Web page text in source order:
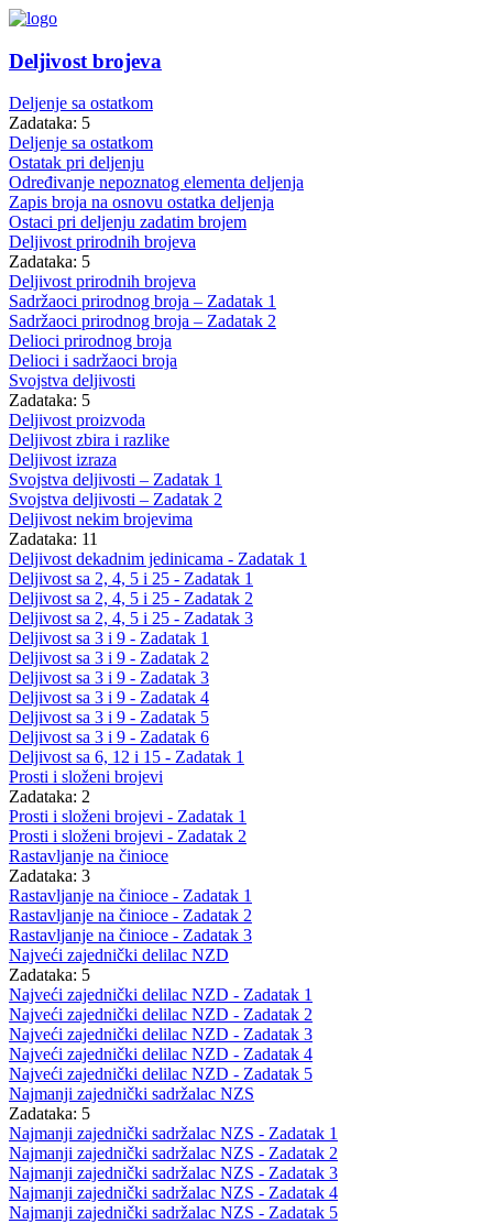
Deljivost brojeva
Deljenje sa ostatkom
Zadataka: 5
Deljenje sa ostatkom
Ostatak pri deljenju
Određivanje nepoznatog elementa deljenja
Zapis broja na osnovu ostatka deljenja
Ostaci pri deljenju zadatim brojem
Deljivost prirodnih brojeva
Zadataka: 5
Deljivost prirodnih brojeva
Sadržaoci prirodnog broja – Zadatak 1
Sadržaoci prirodnog broja – Zadatak 2
Delioci prirodnog broja
Delioci i sadržaoci broja
Svojstva deljivosti
Zadataka: 5
Deljivost proizvoda
Deljivost zbira i razlike
Deljivost izraza
Svojstva deljivosti – Zadatak 1
Svojstva deljivosti – Zadatak 2
Deljivost nekim brojevima
Zadataka: 11
Deljivost dekadnim jedinicama - Zadatak 1
Deljivost sa 2, 4, 5 i 25 - Zadatak 1
Deljivost sa 2, 4, 5 i 25 - Zadatak 2
Deljivost sa 2, 4, 5 i 25 - Zadatak 3
Deljivost sa 3 i 9 - Zadatak 1
Deljivost sa 3 i 9 - Zadatak 2
Deljivost sa 3 i 9 - Zadatak 3
Deljivost sa 3 i 9 - Zadatak 4
Deljivost sa 3 i 9 - Zadatak 5
Deljivost sa 3 i 9 - Zadatak 6
Deljivost sa 6, 12 i 15 - Zadatak 1
Prosti i složeni brojevi
Zadataka: 2
Prosti i složeni brojevi - Zadatak 1
Prosti i složeni brojevi - Zadatak 2
Rastavljanje na činioce
Zadataka: 3
Rastavljanje na činioce - Zadatak 1
Rastavljanje na činioce - Zadatak 2
Rastavljanje na činioce - Zadatak 3
Najveći zajednički delilac NZD
Zadataka: 5
Najveći zajednički delilac NZD - Zadatak 1
Najveći zajednički delilac NZD - Zadatak 2
Najveći zajednički delilac NZD - Zadatak 3
Najveći zajednički delilac NZD - Zadatak 4
Najveći zajednički delilac NZD - Zadatak 5
Najmanji zajednički sadržalac NZS
Zadataka: 5
Najmanji zajednički sadržalac NZS - Zadatak 1
Najmanji zajednički sadržalac NZS - Zadatak 2
Najmanji zajednički sadržalac NZS - Zadatak 3
Najmanji zajednički sadržalac NZS - Zadatak 4
Najmanji zajednički sadržalac NZS - Zadatak 5